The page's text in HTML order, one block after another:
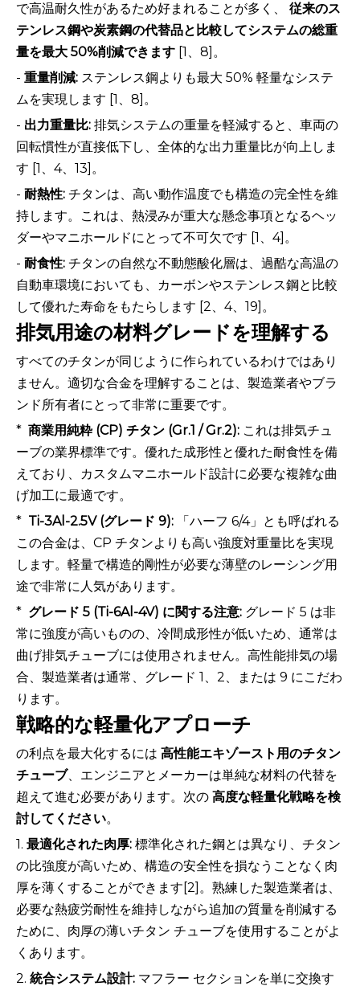
で高温耐久性があるため好まれることが多く、 従来のス
テンレス鋼や炭素鋼の代替品と比較してシステムの総重
量を最大 50%削減できます [1、8]。
- 重量削減: ステンレス鋼よりも最大 50% 軽量なシステ
ムを実現します [1、8]。
- 出力重量比: 排気システムの重量を軽減すると、車両の
回転慣性が直接低下し、全体的な出力重量比が向上しま
す [1、4、13]。
- 耐熱性: チタンは、高い動作温度でも構造の完全性を維
持します。これは、熱浸みが重大な懸念事項となるヘッ
ダーやマニホールドにとって不可欠です [1、4]。
- 耐食性: チタンの自然な不動態酸化層は、過酷な高温の
自動車環境においても、カーボンやステンレス鋼と比較
して優れた寿命をもたらします [2、4、19]。
排気用途の材料グレードを理解する
すべてのチタンが同じように作られているわけではあり
ません。適切な合金を理解することは、製造業者やブラ
ンド所有者にとって非常に重要です。
* 商業用純粋 (CP) チタン (Gr.1 / Gr.2): これは排気チュ
ーブの業界標準です。優れた成形性と優れた耐食性を備
えており、カスタムマニホールド設計に必要な複雑な曲
げ加工に最適です。
* Ti-3Al-2.5V (グレード 9):
「ハーフ 6/4」とも呼ばれる
この合金は、CP チタンよりも高い強度対重量比を実現
します。軽量で構造的剛性が必要な薄壁のレーシング用
途で非常に人気があります。
* グレード 5 (Ti-6Al-4V) に関する注意: グレード 5 は非
常に強度が高いものの、冷間成形性が低いため、通常は
曲げ排気チューブには使用されません。高性能排気の場
合、製造業者は通常、グレード 1、2、または 9 にこだわ
ります。
戦略的な軽量化アプローチ
の利点を最大化するには 高性能エキゾースト用のチタン
チューブ、エンジニアとメーカーは単純な材料の代替を
超えて進む必要があります。次の 高度な軽量化戦略を検
討してください。
1. 最適化された肉厚: 標準化された鋼とは異なり、チタン
の比強度が高いため、構造の安全性を損なうことなく肉
厚を薄くすることができます[2]。熟練した製造業者は、
必要な熱疲労耐性を維持しながら追加の質量を削減する
ために、肉厚の薄いチタン チューブを使用することがよ
くあります。
2. 統合システム設計: マフラー セクションを単に交換す